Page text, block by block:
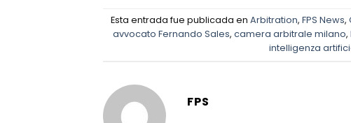
Esta entrada fue publicada en Arbitration, FPS News,
avvocato Fernando Sales,camera arbitrale milano,
intelligenza
FPS